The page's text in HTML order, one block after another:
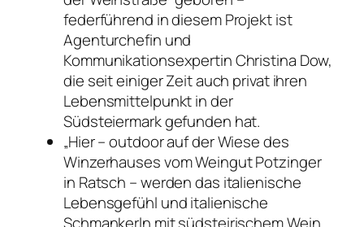
federführend in diesem Projekt ist
Agenturchefin und
Kommunikationsexpertin Christina Dow,
die seit einiger Zeit auch privat ihren
Lebensmittelpunkt in der
Südsteiermark gefunden hat.
„Hier – outdoor auf der Wiese des
Winzerhauses vom Weingut Potzinger
in Ratsch – werden das italienische
Lebensgefühl und italienische
Schmankerln mit südsteirischem Wein,